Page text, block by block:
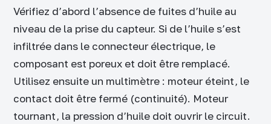
Vérifiez d’abord l’absence de fuites d’huile au
niveau de la prise du capteur. Si de l’huile s’est
infiltrée dans le connecteur électrique, le
composant est poreux et doit être remplacé.
Utilisez ensuite un multimètre : moteur éteint, le
contact doit être fermé (continuité). Moteur
tournant, la pression d’huile doit ouvrir le circuit.